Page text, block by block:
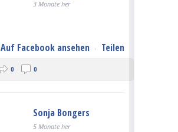
3 Monate her
Auf Facebook ansehen · Teilen
0 0
Sonja Bongers
5 Monate her